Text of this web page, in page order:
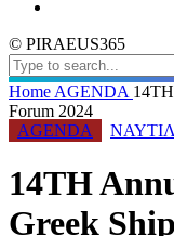
© PIRAEUS365
Home AGENDA
Forum 2024
AGENDA
14TH
Greek